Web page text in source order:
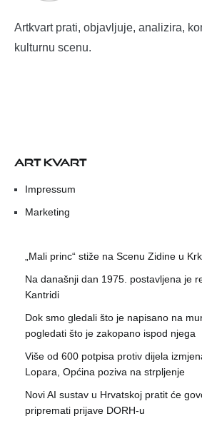
Artkvart prati, objavljuje, analizira,
kulturnu scenu.
ART KVART
Impressum
Marketing
„Mali princ“ stiže na Scenu Zidine u
Na današnji dan 1975. postavljena je
Kantridi
Dok smo gledali što je napisano na
pogledati što je zakopano ispod njega
Više od 600 potpisa protiv dijela
Lopara, Općina poziva na strpljenje
Novi AI sustav u Hrvatskoj pratit će
pripremati prijave DORH-u